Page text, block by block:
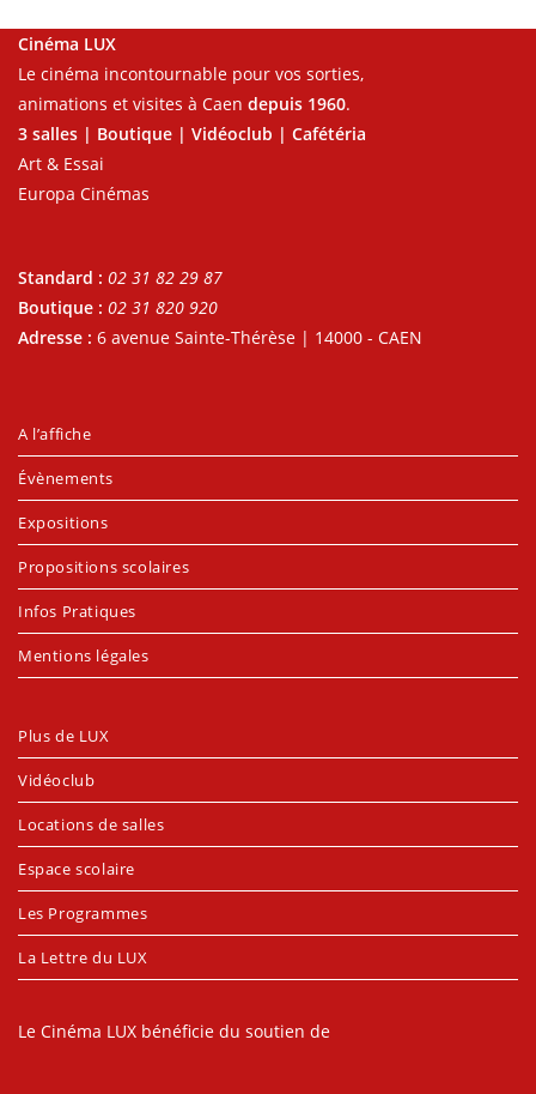
Cinéma LUX
Le cinéma incontournable pour vos sorties,
animations et visites à Caen depuis 1960.
3 salles | Boutique | Vidéoclub | Cafétéria
Art & Essai
Europa Cinémas
Standard : 02 31 82 29 87
Boutique : 02 31 820 920
Adresse : 6 avenue Sainte-Thérèse | 14000 - CAEN
A l’affiche
Évènements
Expositions
Propositions scolaires
Infos Pratiques
Mentions légales
Plus de LUX
Vidéoclub
Locations de salles
Espace scolaire
Les Programmes
La Lettre du LUX
Le Cinéma LUX bénéficie du soutien de